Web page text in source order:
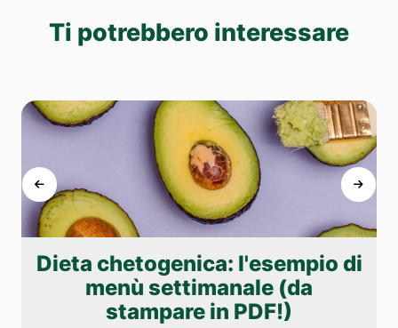
Ti potrebbero interessare
Dieta chetogenica: l'esempio di
menù settimanale (da
stampare in PDF!)